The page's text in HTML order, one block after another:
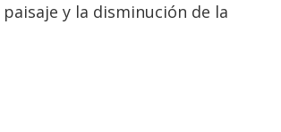
y la disminución de la